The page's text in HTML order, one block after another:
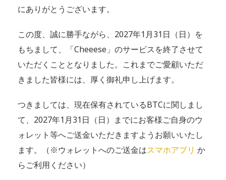
にありがとうございます。
この度、誠に勝手ながら、2027年1月31日（日）を
もちまして、「Cheeese」のサービスを終了させて
いただくこととなりました。これまでご愛顧いただ
きました皆様には、厚く御礼申し上げます。
つきましては、現在保有されているBTCに関しまし
て、2027年1月31日（日）までにお客様ご自身のウ
ォレット等へご送金いただきますようお願いいたし
ます。（※ウォレットへのご送金はスマホアプリ か
らご利用ください）